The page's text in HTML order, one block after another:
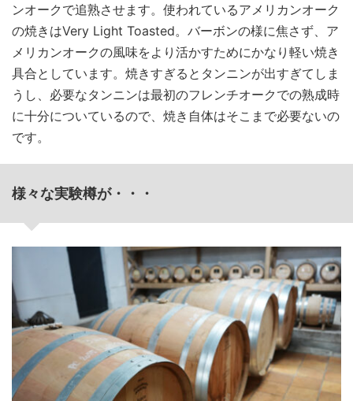
ンオークで追熟させます。使われているアメリカンオーク
の焼きはVery Light Toasted。バーボンの様に焦さず、ア
メリカンオークの風味をより活かすためにかなり軽い焼き
具合としています。焼きすぎるとタンニンが出すぎてしま
うし、必要なタンニンは最初のフレンチオークでの熟成時
に十分についているので、焼き自体はそこまで必要ないの
です。
様々な実験樽が・・・